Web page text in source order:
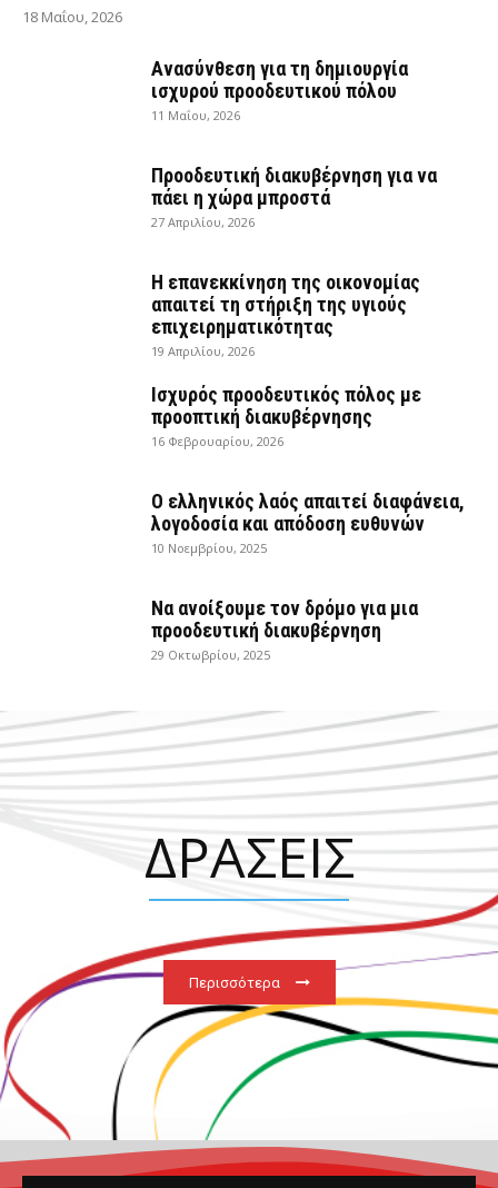
18 Μαΐου, 2026
Ανασύνθεση για τη δημιουργία
ισχυρού προοδευτικού πόλου
11 Μαΐου, 2026
Προοδευτική διακυβέρνηση για να
πάει η χώρα μπροστά
27 Απριλίου, 2026
Η επανεκκίνηση της οικονομίας
απαιτεί τη στήριξη της υγιούς
επιχειρηματικότητας
19 Απριλίου, 2026
Ισχυρός προοδευτικός πόλος με
προοπτική διακυβέρνησης
16 Φεβρουαρίου, 2026
Ο ελληνικός λαός απαιτεί διαφάνεια,
λογοδοσία και απόδοση ευθυνών
10 Νοεμβρίου, 2025
Να ανοίξουμε τον δρόμο για μια
προοδευτική διακυβέρνηση
29 Οκτωβρίου, 2025
ΔΡΑΣΕΙΣ
Περισσότερα